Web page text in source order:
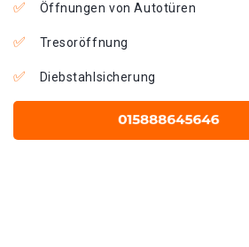
Öffnungen von Autotüren
Tresoröffnung
Diebstahlsicherung